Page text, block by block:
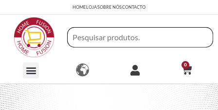
HOMELOJASOBRE NÓSCONTACTO
0